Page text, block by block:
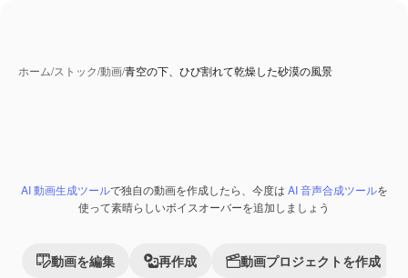
ホーム/ストック/動画/青空の下、ひび割れて乾燥した砂漠の風景
PremiumAI 生成コンテンツ
AI 動画生成ツールで独自の動画を作成したら、今度は AI 音声合成ツールを
使って素晴らしいボイスオーバーを追加しましょう
動画を編集 再作成 動画プロジェクトを作成